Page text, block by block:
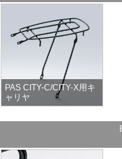
PAS CITY-C/CITY-X用キ
ャリヤ